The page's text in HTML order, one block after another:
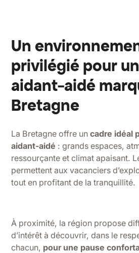
Un
privilégié pour
aidant-aidé
Bretagne
La Bretagne offre uncadre idéal
aidant-aidé : grands espaces,
ressourçante et climat apaisant.
permettent aux vacanciers
tout en profitant de la tranquillité.
À proximité, la région propose
d’intérêt à découvrir, dans le
chacun, pour une pause